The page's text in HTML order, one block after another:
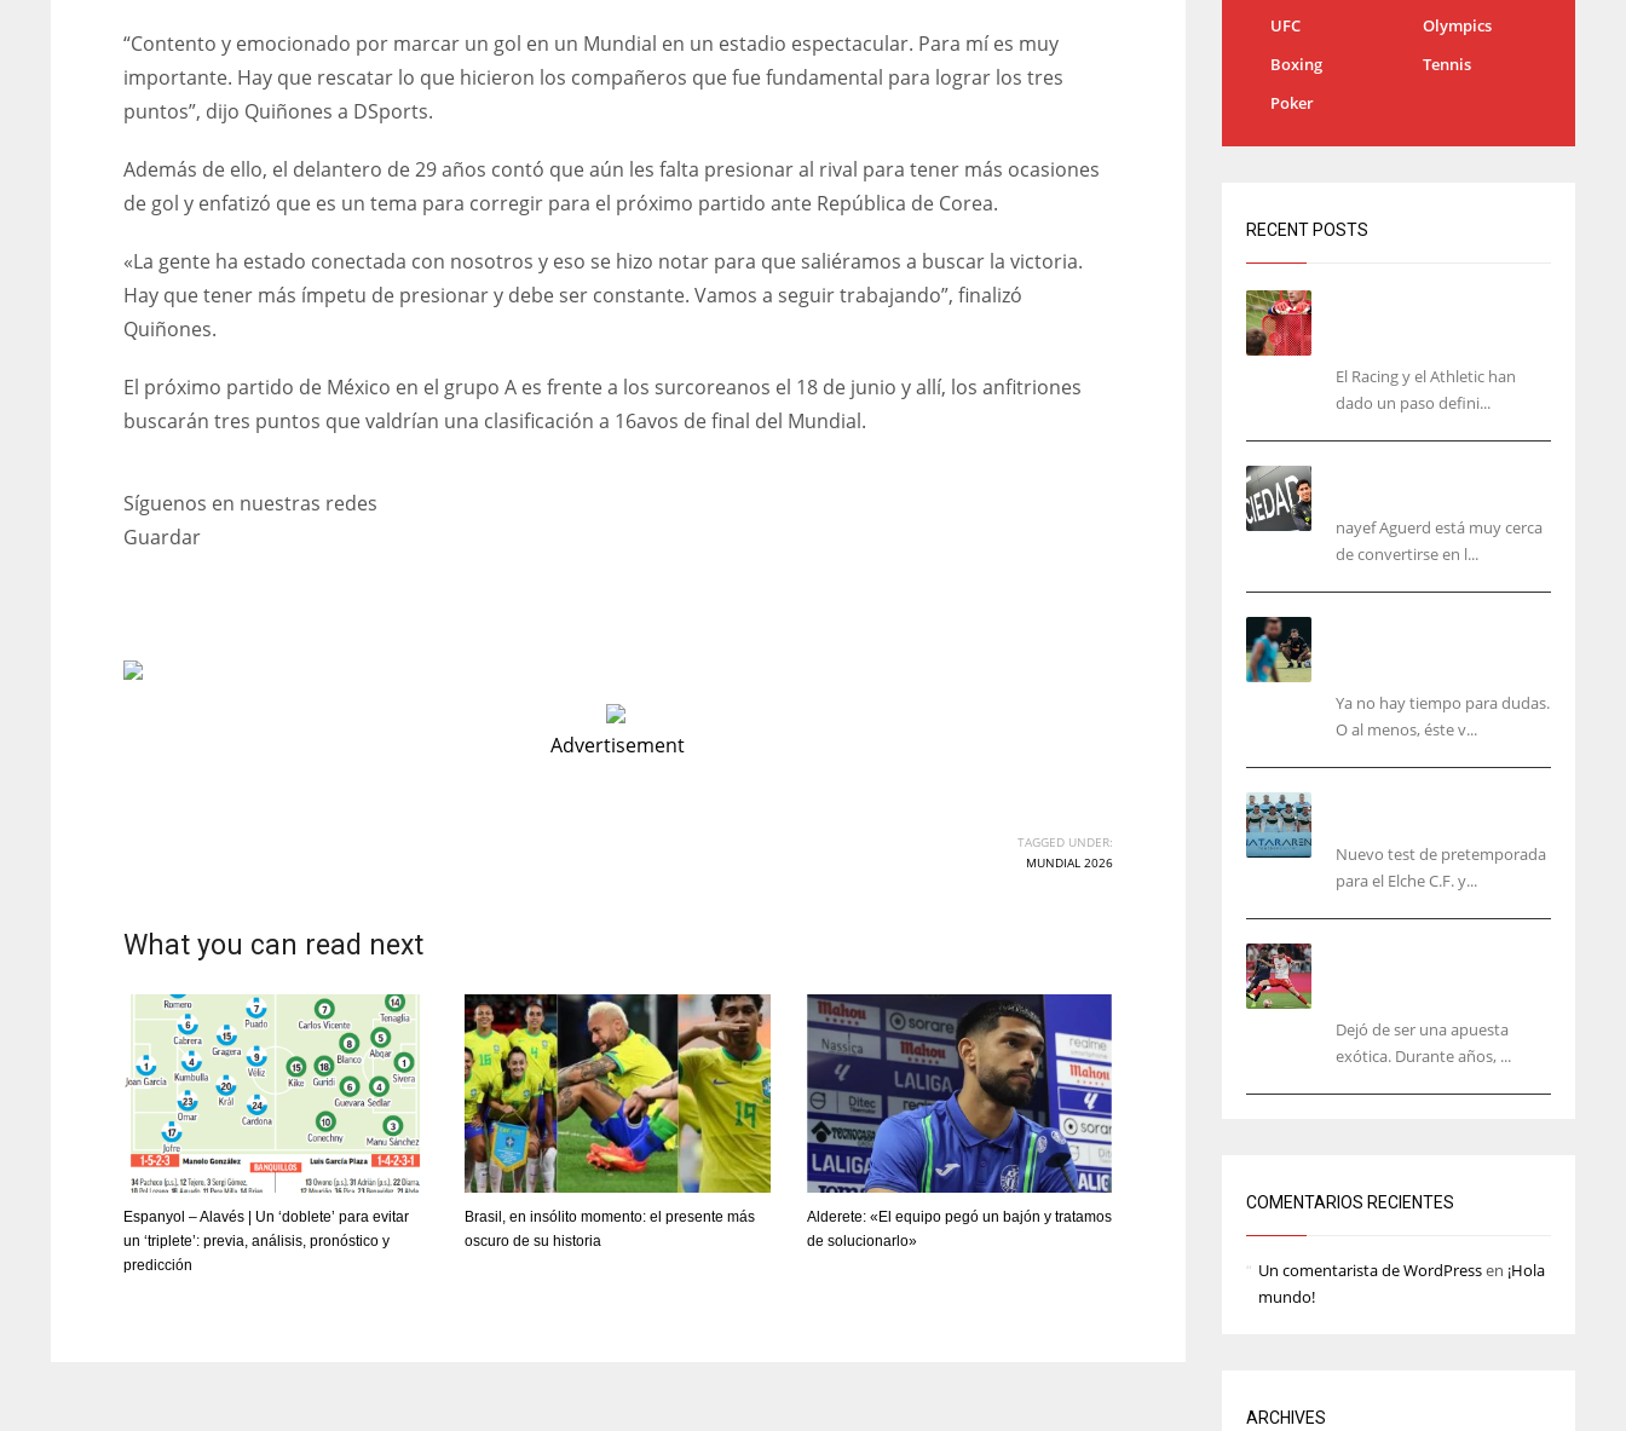
DAL
22
WSH
DAL
22
DEN
24
NE
16
NYG
24 3
“Contento y emocionado por marcar un gol en un Mundial en un estadio espectacular. Para mí es muy
importante. Hay que rescatar lo que hicieron los compañeros que fue fundamental para lograr los tres
puntos”, dijo Quiñones a DSports.
Además de ello, el delantero de 29 años contó que aún les falta presionar al rival para tener más ocasiones
de gol y enfatizó que es un tema para corregir para el próximo partido ante República de Corea.
«La gente ha estado conectada con nosotros y eso se hizo notar para que saliéramos a buscar la victoria.
Hay que tener más ímpetu de presionar y debe ser constante. Vamos a seguir trabajando”, finalizó
Quiñones.
El próximo partido de México en el grupo A es frente a los surcoreanos el 18 de junio y allí, los anfitriones
buscarán tres puntos que valdrían una clasificación a 16avos de final del Mundial.
Síguenos en nuestras redes
Guardar
Advertisement
TAGGED UNDER:
MUNDIAL 2026
What you can read next
Espanyol – Alavés | Un ‘doblete’ para evitar
un ‘triplete’: previa, análisis, pronóstico y
predicción
Brasil, en insólito momento: el presente más
oscuro de su historia
Alderete: «El equipo pegó un bajón y tratamos
de solucionarlo»
UFC
Olympics
Boxing
Tennis
Poker
RECENT POSTS
El Racing y el Athletic han
dado un paso defini...
nayef Aguerd está muy cerca
de convertirse en l...
Ya no hay tiempo para dudas.
O al menos, éste v...
Nuevo test de pretemporada
para el Elche C.F. y...
Dejó de ser una apuesta
exótica. Durante años, ...
COMENTARIOS RECIENTES
Un comentarista de WordPressen ¡Hola
mundo!
ARCHIVES